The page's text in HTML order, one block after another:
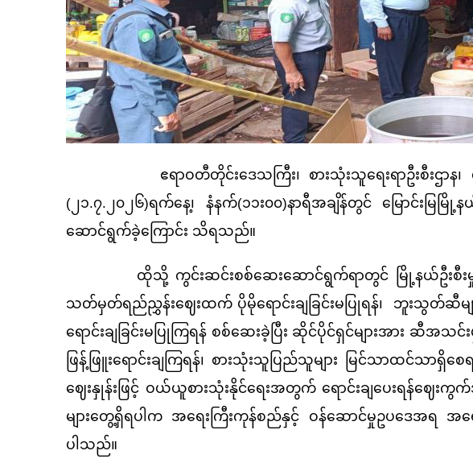
ဧရာဝတီတိုင်းဒေသကြီး၊ စားသုံးသူရေးရာဦးစီးဌာန၊ မြော
(၂၁.၇.၂၀၂၆)ရက်နေ့၊ နံနက်(၁၁း၀၀)နာရီအချိန်တွင် မြောင်းမ
ဆောင်ရွက်ခဲ့ကြောင်း သိရသည်။
ထိုသို့ ကွင်းဆင်းစစ်ဆေးဆောင်ရွက်ရာတွင် မြို့နယ်ဦးစီးမှုးမှ မ
သတ်မှတ်ရည်ညွှန်းဈေးထက် ပိုမိုရောင်းချခြင်းမပြုရန်၊ ဘူးသွတ်ဆီ
ရောင်းချခြင်းမပြုကြရန် စစ်ဆေးခဲ့ပြီး ဆိုင်ပိုင်ရှင်များအား ဆီ
ဖြန့်ဖြူးရောင်းချကြရန်၊ စားသုံးသူပြည်သူများ မြင်သာထင်သာ
ဈေးနှုန်းဖြင့် ဝယ်ယူစားသုံးနိုင်ရေးအတွက် ရောင်းချပေးရန်ဈေးကွက်
များတွေ့ရှိရပါက အရေးကြီးကုန်စည်နှင့် ဝန်ဆောင်မှုဥပဒေအရ အရ
ပါသည်။